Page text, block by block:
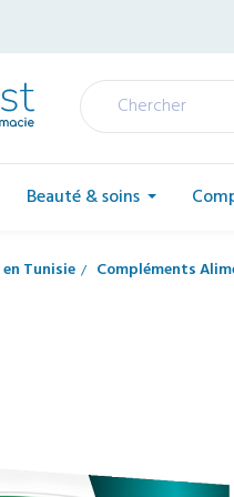
Beauté & soins
Tunisie Compléments